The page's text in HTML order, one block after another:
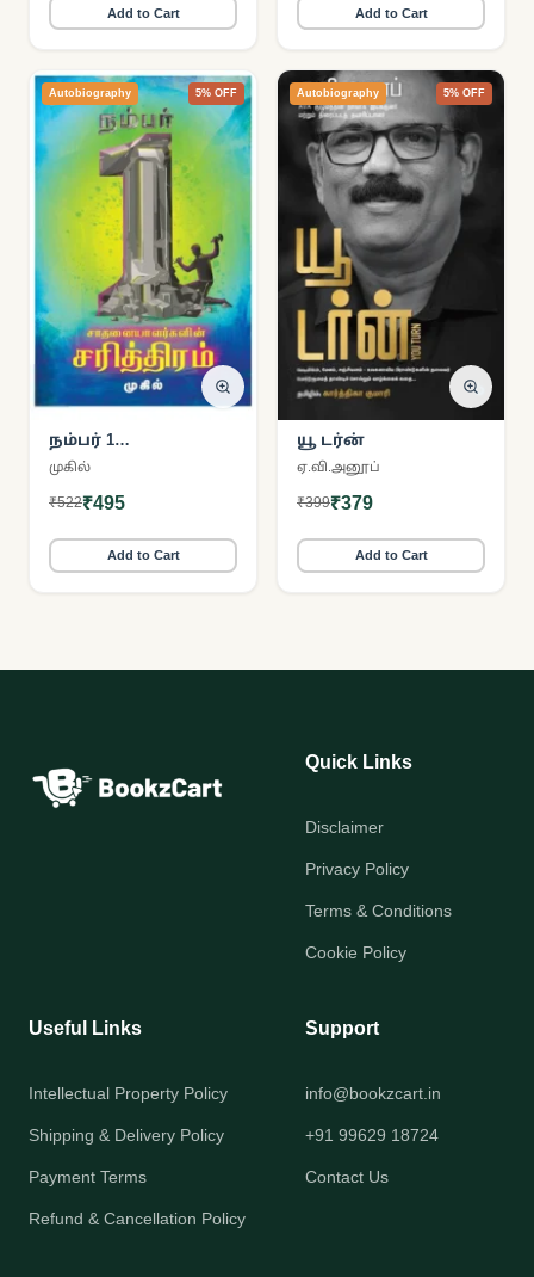
Add to Cart Add to Cart
Autobiography 5% OFF
நம்பர் 1
சாதனையாளர்களின்
முகில்
₹522₹495
Add to Cart
Autobiography 5% OFF
யூ டர்ன்
ஏ.வி.அனூப்
₹399₹379
Add to Cart
Quick Links
Disclaimer
Privacy Policy
Terms & Conditions
Cookie Policy
Useful Links
Intellectual Property Policy
Shipping & Delivery Policy
Payment Terms
Refund & Cancellation Policy
Support
info@bookzcart.in
+91 99629 18724
Contact Us